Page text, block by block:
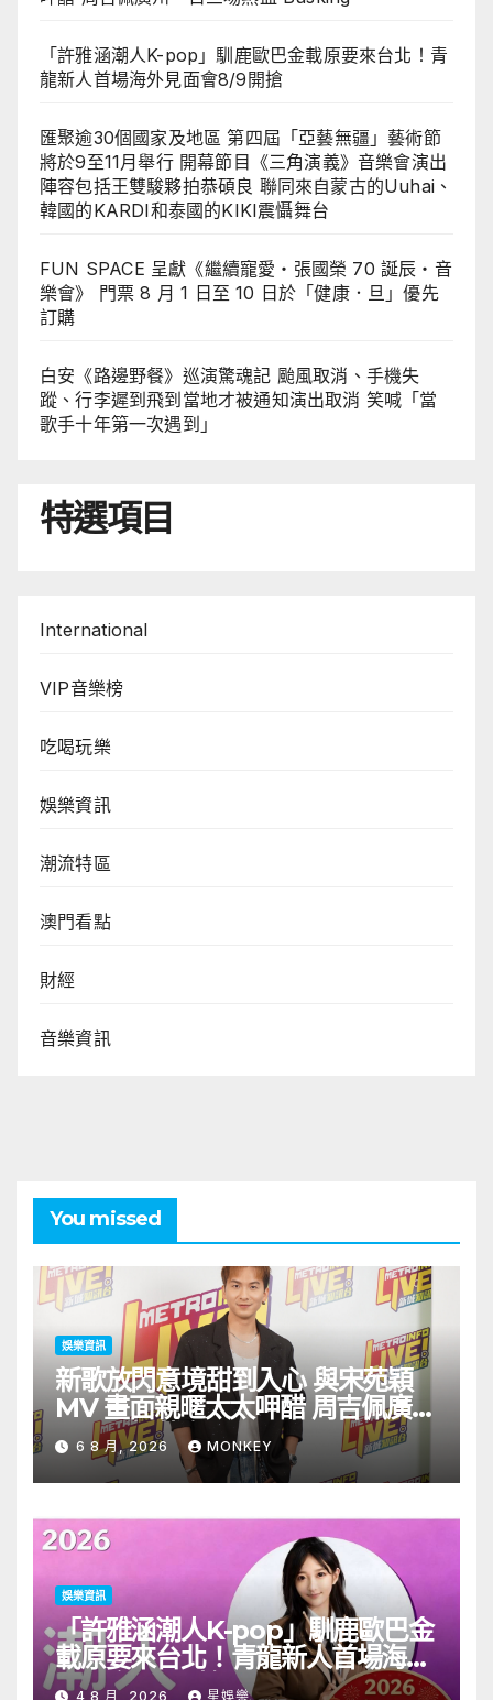
「許雅涵潮人K-pop」馴鹿歐巴金載原要來台北！青
龍新人首場海外見面會8/9開搶
匯聚逾30個國家及地區 第四屆「亞藝無疆」藝術節
將於9至11月舉行 開幕節目《三角演義》音樂會演出
陣容包括王雙駿夥拍恭碩良 聯同來自蒙古的Uuhai、
韓國的KARDI和泰國的KIKI震懾舞台
FUN SPACE 呈獻《繼續寵愛・張國榮 70 誕辰・音
樂會》 門票 8 月 1 日至 10 日於「健康．旦」優先
訂購
白安《路邊野餐》巡演驚魂記 颱風取消、手機失
蹤、行李遲到飛到當地才被通知演出取消 笑喊「當
歌手十年第一次遇到」
特選項目
International
VIP音樂榜
吃喝玩樂
娛樂資訊
潮流特區
澳門看點
財經
音樂資訊
You missed
娛樂資訊
新歌放閃意境甜到入心 與宋苑穎
MV 畫面親暱太太呷醋 周吉佩廣州
一日三場熱血 Busking
6 8 月, 2026 MONKEY
娛樂資訊
「許雅涵潮人K-pop」馴鹿歐巴金
載原要來台北！青龍新人首場海外
見面會8/9開搶
4 8 月, 2026 星娛樂